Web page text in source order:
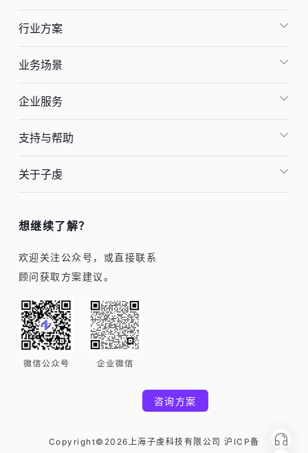
行业方案
业务场景
企业服务
支持与帮助
关于子虔
想继续了解？
欢迎关注公众号，或直接联系
顾问获取方案建议。
咨询方案
Copyright©2026上海子虔科技有限公司 沪ICP备